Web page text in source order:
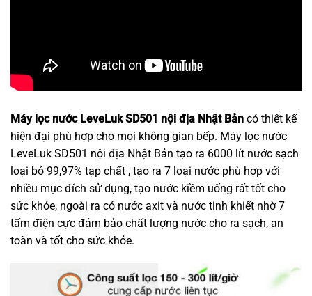
Máy lọc nước LeveLuk SD501 nội địa Nhật Bản có thiết kế
hiện đại phù hợp cho mọi không gian bếp. Máy lọc nước
LeveLuk SD501 nội địa Nhật Bản tạo ra 6000 lít nước sạch
loại bỏ 99,97% tạp chất , tạo ra 7 loại nước phù hợp với
nhiều mục đích sử dụng, tạo nước kiềm uống rất tốt cho
sức khỏe, ngoài ra có nước axit và nước tinh khiết nhờ 7
tấm điện cực đảm bảo chất lượng nước cho ra sạch, an
toàn và tốt cho sức khỏe.